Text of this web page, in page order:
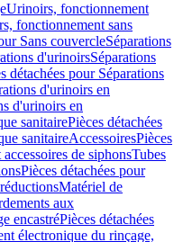
Urinoirs, fonctionnement
fonctionnement sans
Sans couvercleSéparations
d'urinoirsSéparations
détachées pour Séparations
d'urinoirs en
d'urinoirs en
sanitairePièces détachées
sanitaireAccessoiresPièces
accessoires de siphonsTubes
Pièces détachées pour
Matériel de
aux
encastréPièces détachées
électronique du rinçage,